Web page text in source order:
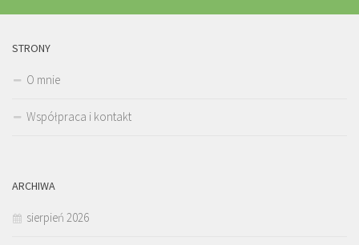
STRONY
O mnie
Współpraca i kontakt
ARCHIWA
sierpień 2026